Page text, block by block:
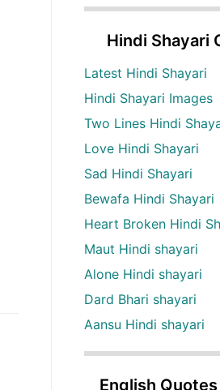
Hindi Shayari
Latest Hindi Shayari
Hindi Shayari Images
Two Lines Hindi
Love Hindi Shayari
Sad Hindi Shayari
Bewafa Hindi Shayari
Heart Broken Hindi
Maut Hindi shayari
Alone Hindi shayari
Dard Bhari shayari
Aansu Hindi shayari
English